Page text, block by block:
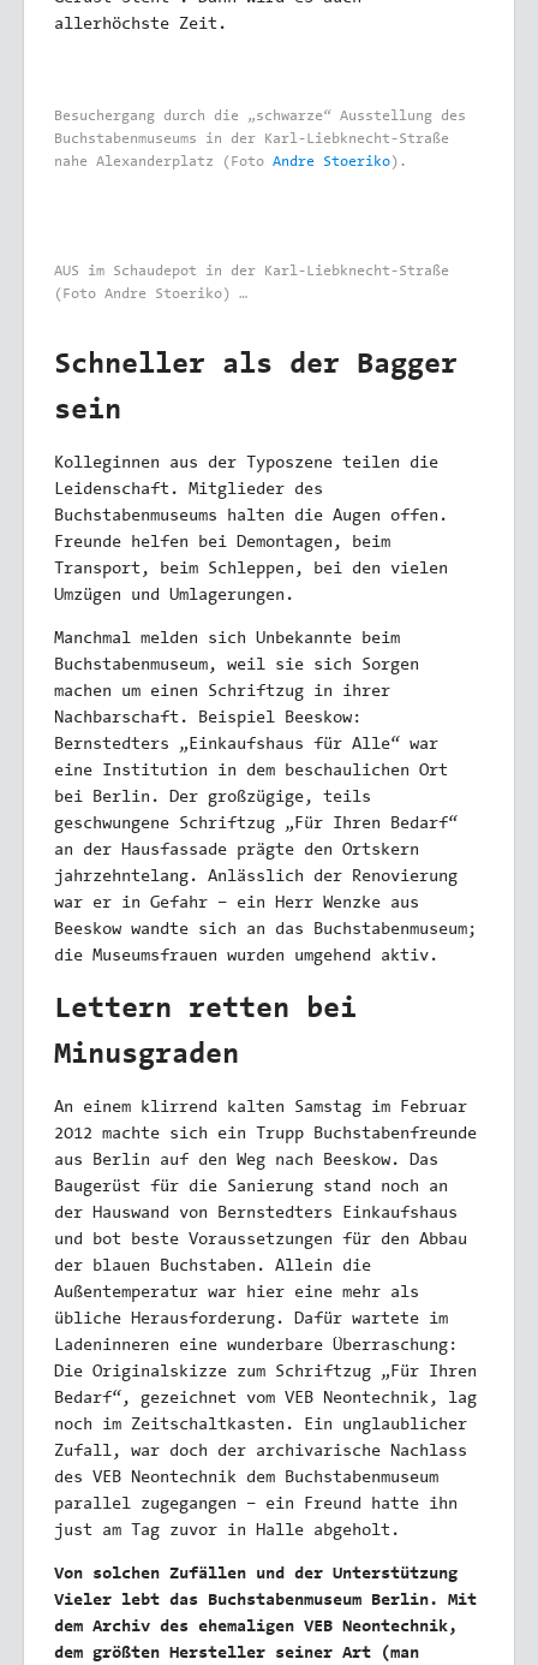
allerhöchste Zeit.
Besuchergang durch die „schwarze“ Ausstellung des
Buchstabenmuseums in der Karl-Liebknecht-Straße
nahe Alexanderplatz (Foto Andre Stoeriko ).
AUS im Schaudepot in der Karl-Liebknecht-Straße
(Foto Andre Stoeriko) …
Schneller als der Bagger
sein
Kolleginnen aus der Typoszene teilen die
Leidenschaft. Mitglieder des
Buchstabenmuseums halten die Augen offen.
Freunde helfen bei Demontagen, beim
Transport, beim Schleppen, bei den vielen
Umzügen und Umlagerungen.
Manchmal melden sich Unbekannte beim
Buchstabenmuseum, weil sie sich Sorgen
machen um einen Schriftzug in ihrer
Nachbarschaft. Beispiel Beeskow:
Bernstedters „Einkaufshaus für Alle“ war
eine Institution in dem beschaulichen Ort
bei Berlin. Der großzügige, teils
geschwungene Schriftzug „Für Ihren Bedarf“
an der Hausfassade prägte den Ortskern
jahrzehntelang. Anlässlich der Renovierung
war er in Gefahr – ein Herr Wenzke aus
Beeskow wandte sich an das Buchstabenmuseum;
die Museumsfrauen wurden umgehend aktiv.
Lettern retten bei
Minusgraden
An einem klirrend kalten Samstag im Februar
2012 machte sich ein Trupp Buchstabenfreunde
aus Berlin auf den Weg nach Beeskow. Das
Baugerüst für die Sanierung stand noch an
der Hauswand von Bernstedters Einkaufshaus
und bot beste Voraussetzungen für den Abbau
der blauen Buchstaben. Allein die
Außentemperatur war hier eine mehr als
übliche Herausforderung. Dafür wartete im
Ladeninneren eine wunderbare Überraschung:
Die Originalskizze zum Schriftzug „Für Ihren
Bedarf“, gezeichnet vom VEB Neontechnik, lag
noch im Zeitschaltkasten. Ein unglaublicher
Zufall, war doch der archivarische Nachlass
des VEB Neontechnik dem Buchstabenmuseum
parallel zugegangen – ein Freund hatte ihn
just am Tag zuvor in Halle abgeholt.
Von solchen Zufällen und der Unterstützung
Vieler lebt das Buchstabenmuseum Berlin. Mit
dem Archiv des ehemaligen VEB Neontechnik,
dem größten Hersteller seiner Art (man